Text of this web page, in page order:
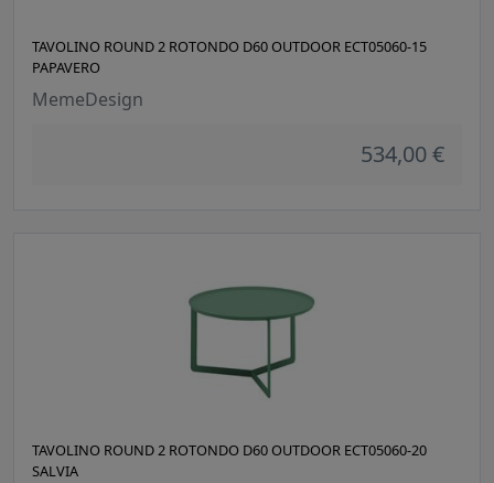
TAVOLINO ROUND 2 ROTONDO D60 OUTDOOR ECT05060-15
PAPAVERO
MemeDesign
534,00 €
TAVOLINO ROUND 2 ROTONDO D60 OUTDOOR ECT05060-20
SALVIA